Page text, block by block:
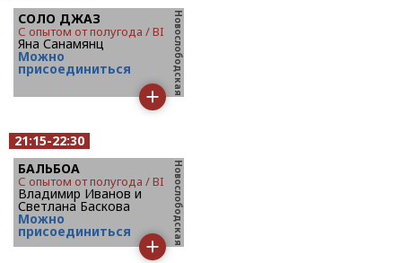
СОЛО ДЖАЗ
с опытом от полугода / BI
Яна Санамянц
Mожно
присоединиться
21:15-22:30
БАЛЬБОА
с опытом от полугода / BI
Владимир Иванов и
Светлана Баскова
Mожно
присоединиться